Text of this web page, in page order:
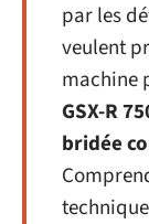
par les
veulent
machine
GSX-R
bridée